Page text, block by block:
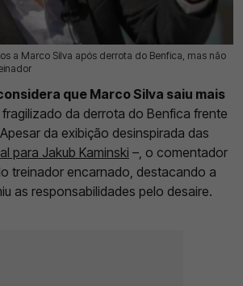
a Marco Silva após derrota do Benfica, mas não
0
que Marco Silva saiu mais
fragilizado da derrota do Benfica frente
da exibição desinspirada das
para Jakub Kaminski –, o comentador
treinador encarnado, destacando a
as responsabilidades pelo desaire.